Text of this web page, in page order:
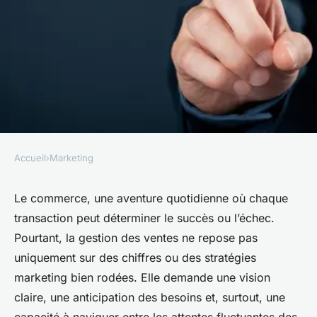
Commerçants : comment bien
gérer vos ventes ?
•20 janvier 2025•3 min de lecture
Accueil›Marketing
Le commerce, une aventure quotidienne où chaque
transaction peut déterminer le succès ou l’échec.
Pourtant, la gestion des ventes ne repose pas
uniquement sur des chiffres ou des stratégies
marketing bien rodées. Elle demande une vision
claire, une anticipation des besoins et, surtout, une